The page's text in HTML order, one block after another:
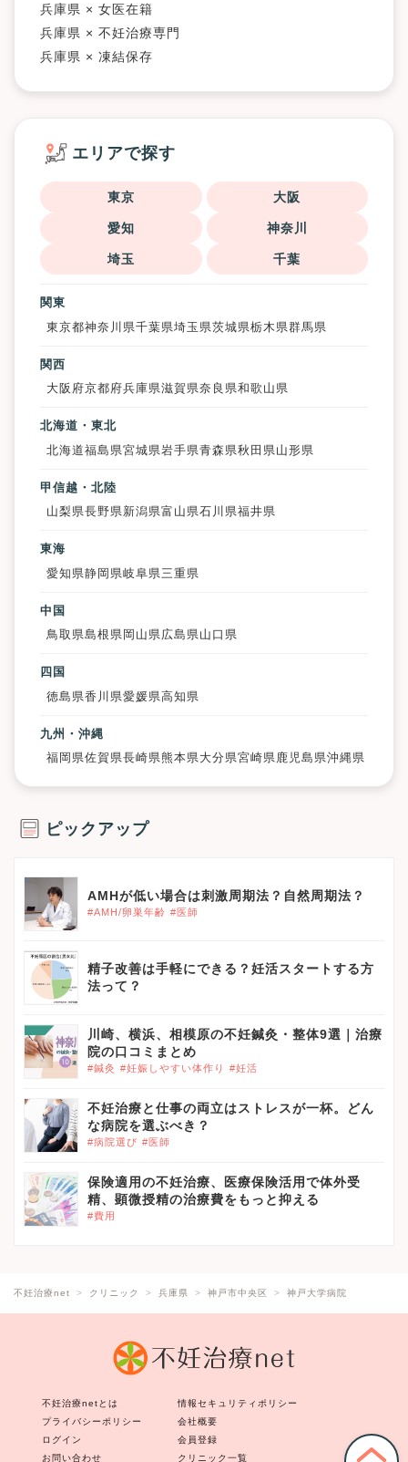
兵庫県 × 女医在籍
兵庫県 × 不妊治療専門
兵庫県 × 凍結保存
エリアで探す
東京 大阪
愛知 神奈川
埼玉 千葉
関東
東京都神奈川県千葉県埼玉県茨城県栃木県群馬県
関西
大阪府京都府兵庫県滋賀県奈良県和歌山県
北海道・東北
北海道福島県宮城県岩手県青森県秋田県 山形県
甲信越・北陸
山梨県長野県新潟県富山県石川県福井県
東海
愛知県静岡県岐阜県 三重県
中国
鳥取県島根県 岡山県広島県山口県
四国
徳島県香川県愛媛県高知県
九州・沖縄
福岡県佐賀県長崎県熊本県大分県宮崎県鹿児島県沖縄県
ピックアップ
AMHが低い場合は刺激周期法？自然周期法？
#AMH/卵巣年齢 #医師
精子改善は手軽にできる？妊活スタートする方
法って？
川崎、横浜、相模原の不妊鍼灸・整体9選｜治療
院の口コミまとめ
#鍼灸 #妊娠しやすい体作り #妊活
不妊治療と仕事の両立はストレスが一杯。どん
な病院を選ぶべき？
#病院選び #医師
保険適用の不妊治療、医療保険活用で体外受
精、顕微授精の治療費をもっと抑える
#費用
不妊治療net クリニック 兵庫県 神戸市中央区 神戸大学病院
不妊治療netとは
情報セキュリティポリシー
プライバシーポリシー
会社概要
ログイン
会員登録
お問い合わせ
クリニック一覧